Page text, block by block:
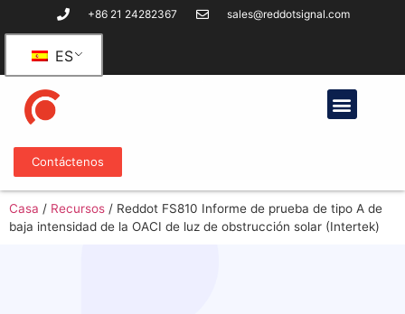
+86 21 24282367 sales@reddotsignal.com
ES
Contáctenos
Casa / Recursos / Reddot FS810 Informe de prueba de tipo A de
baja intensidad de la OACI de luz de obstrucción solar (Intertek)